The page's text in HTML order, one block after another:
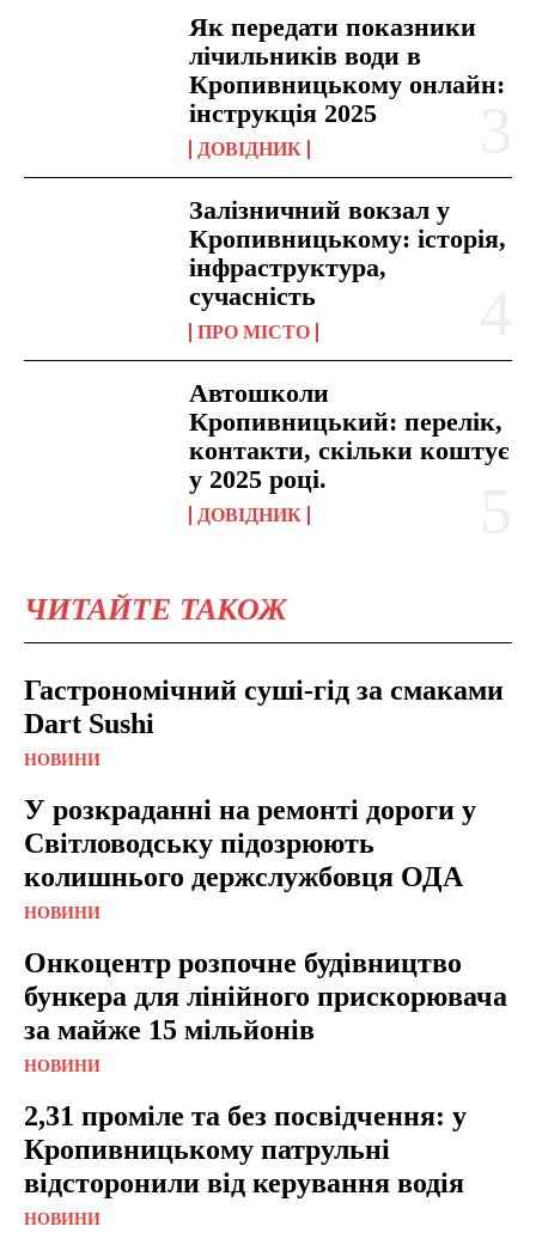
Як передати показники
лічильників води в
Кропивницькому онлайн:
інструкція 2025
ДОВІДНИК
Залізничний вокзал у
Кропивницькому: історія,
інфраструктура,
сучасність
ПРО МІСТО
Автошколи
Кропивницький: перелік,
контакти, скільки коштує
у 2025 році.
ДОВІДНИК
ЧИТАЙТЕ ТАКОЖ
Гастрономічний суші-гід за смаками
Dart Sushi
НОВИНИ
У розкраданні на ремонті дороги у
Світловодську підозрюють
колишнього держслужбовця ОДА
НОВИНИ
Онкоцентр розпочне будівництво
бункера для лінійного прискорювача
за майже 15 мільйонів
НОВИНИ
2,31 проміле та без посвідчення: у
Кропивницькому патрульні
відсторонили від керування водія
НОВИНИ